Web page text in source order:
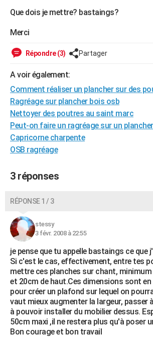
Guides de France
Escapades
Patrimoine
Expositions
Musées
Week-end nature
+LIFESTYLE
Art de vivre
Bien-être
Loisirs
Mode
Modes de vie
SANTE
Alimentation
Guide de la santé
Maladies
Médicaments
Sommeil
VOYAGE
Destinations
City break
Voyage nature
Voyage de noces
Forum
Climat
+PHOTO
GUIDES D'ACHAT
BONS PLANS
CARTE DE VOEUX
Dictionnaire
Biographies
Citations
Expressions
Proverbes
PROGRAMME TV
COPAINS D'AVANT
S'inscrire
Se connecter
Lycées
Collèges
Primaires
Universités
Entreprises
Service militaire
Avis de recherche
AVIS DE DÉCÈS
FORUM
Bricolage
Lifestyle
Culture
Sport
Auto
Television
Voyage
Cinema
Que dois je mettre? bastaings?
Merci
Répondre (3) Partager
A voir également:
Comment réaliser un plancher sur des
Ragréage sur plancher bois osb
Nettoyer des poutres au saint marc
Peut-on faire un ragréage sur un
Capricorne charpente
OSB ragréage
3 réponses
RÉPONSE 1 / 3
stessy
3 févr. 2008 à 22:55
je pense que tu appelle bastaings ce que
Si c'est le cas, effectivement, entre tes
mettre ces planches sur chant,
et 20cm de haut.Ces dimensions sont
pour créer un plafond sur lequel on
vaut mieux augmenter la largeur, passer
à pouvoir installer du mobilier dessus.
50cm maxi ,il ne restera plus qu'à poser
Bon courage et bon travail